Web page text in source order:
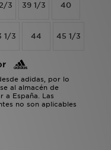
3 39 1/3 40
1/3 44 45 1/3
adidas, por lo
al almacén de
a España. Las
no son aplicables